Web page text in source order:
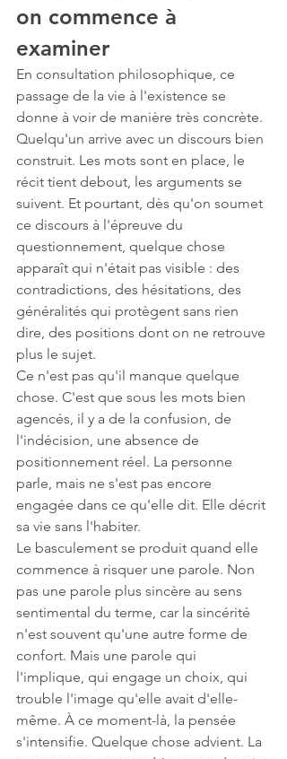
on commence à
examiner
En consultation philosophique, ce
passage de la vie à l'existence se
donne à voir de manière très concrète.
Quelqu'un arrive avec un discours bien
construit. Les mots sont en place, le
récit tient debout, les arguments se
suivent. Et pourtant, dès qu'on soumet
ce discours à l'épreuve du
questionnement, quelque chose
apparaît qui n'était pas visible : des
contradictions, des hésitations, des
généralités qui protègent sans rien
dire, des positions dont on ne retrouve
plus le sujet.
Ce n'est pas qu'il manque quelque
chose. C'est que sous les mots bien
agencés, il y a de la confusion, de
l'indécision, une absence de
positionnement réel. La personne
parle, mais ne s'est pas encore
engagée dans ce qu'elle dit. Elle décrit
sa vie sans l'habiter.
Le basculement se produit quand elle
commence à risquer une parole. Non
pas une parole plus sincère au sens
sentimental du terme, car la sincérité
n'est souvent qu'une autre forme de
confort. Mais une parole qui
l'implique, qui engage un choix, qui
trouble l'image qu'elle avait d'elle-
même. À ce moment-là, la pensée
s'intensifie. Quelque chose advient. La